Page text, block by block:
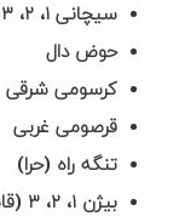
سیچانی ۱، ۲، ۳
حوض دال
کرسومی شرقی
قرصومی غربی
تنگه راه (حرا)
بیژن ۱، ۲، ۳ (قاش مستان)